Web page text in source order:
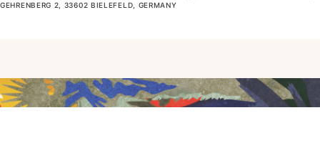
GEHRENBERG 2, 33602 BIELEFELD, GERMANY